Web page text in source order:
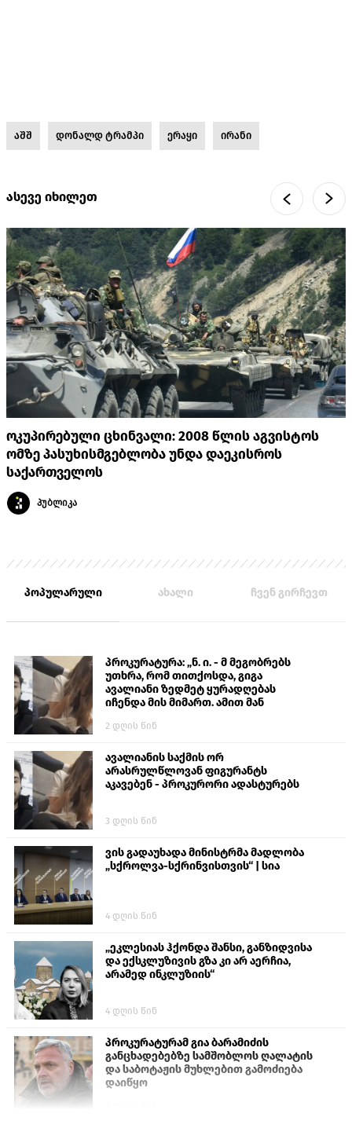
აშშ დონალდ ტრამპი ერაყი ირანი
ასევე იხილეთ
ოკუპირებული ცხინვალი: 2008 წლის აგვისტოს
ომზე პასუხისმგებლობა უნდა დაეკისროს
საქართველოს
პუბლიკა
პოპულარული ახალი ჩვენ გირჩევთ
პროკურატურა: „ნ. ი. - მ მეგობრებს
უთხრა, რომ თითქოსდა, გიგა
ავალიანი ზედმეტ ყურადღებას
იჩენდა მის მიმართ. ამით მან
თავს დასხმოდა გიგა ავალიანს“
2 დღის წინ
ავალიანის საქმის ორ
არასრულწლოვან ფიგურანტს
აკავებენ - პროკურორი ადასტურებს
3 დღის წინ
ვის გადაუხადა მინისტრმა მადლობა
„სქროლვა-სქრინვისთვის“ | სია
4 დღის წინ
„ეკლესიას ჰქონდა შანსი, განზიდვისა
და ექსკლუზივის გზა კი არ აერჩია,
არამედ ინკლუზიის“
4 დღის წინ
პროკურატურამ გია ბარამიძის
განცხადებებზე სამშობლოს ღალატის
და საბოტაჟის მუხლებით გამოძიება
დაიწყო